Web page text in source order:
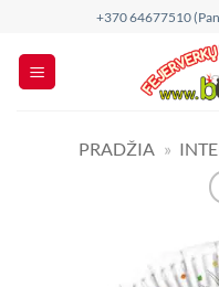
content
+370 64677510
PRADŽIA »